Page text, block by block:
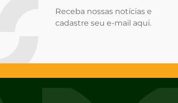
Receba nossas notícias e
cadastre seu e-mail aqui.